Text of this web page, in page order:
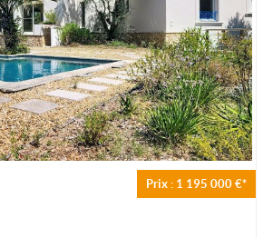
Prix : 1 195 000 €*